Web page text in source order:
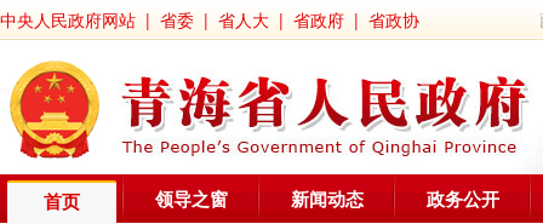
中央人民政府网站 | 省委 | 省人大 | 省政府 | 省政协
首页 领导之窗 新闻动态 政务公开